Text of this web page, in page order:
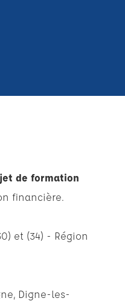
de formation
financière.
et (34) - Région
, Digne-les-